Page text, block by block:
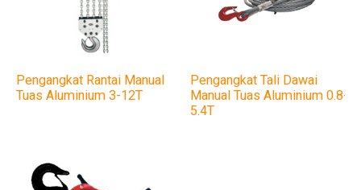
Pengangkat Rantai Manual
Tuas Aluminium 3-12T
Pengangkat Tali Dawai
Manual Tuas Aluminium 0.8-
5.4T